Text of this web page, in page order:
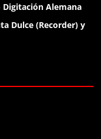
Digitación Alemana
Dulce (Recorder) y